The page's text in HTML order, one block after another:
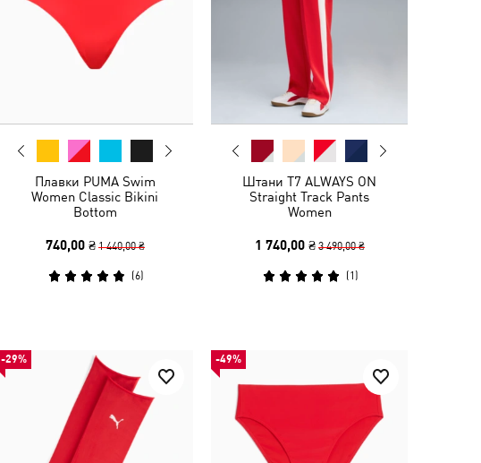
Плавки PUMA Swim
Women Classic Bikini
Bottom
740,00 ₴ 1 440,00 ₴
(6)
Штани T7 ALWAYS ON
Straight Track Pants
Women
1 740,00 ₴ 3 490,00 ₴
(1 )
-29% -49%